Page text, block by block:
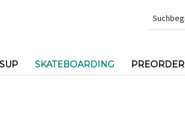
SUP SKATEBOARDING PREORDER